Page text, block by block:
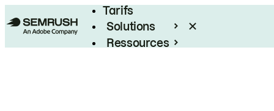
Tarifs
Solutions
Ressources